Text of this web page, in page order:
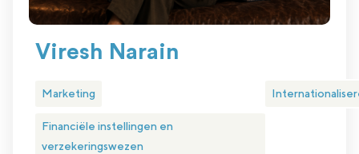
Viresh Narain
Marketing
Financiële instellingen en
verzekeringswezen